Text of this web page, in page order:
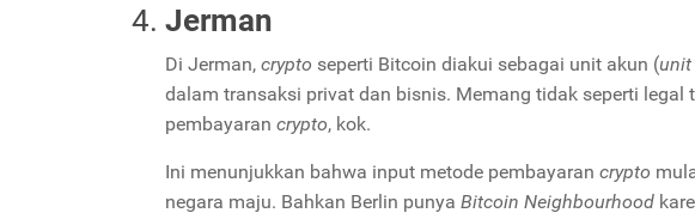
Jerman
Di Jerman, crypto seperti Bitcoin diakui sebagai unit akun (
dalam transaksi privat dan bisnis. Memang tidak seperti legal
pembayaran crypto, kok.
Ini menunjukkan bahwa input metode pembayaran crypto
negara maju. Bahkan Berlin punya Bitcoin Neighbourhood